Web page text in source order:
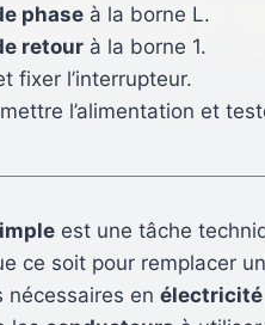
phase à la borne L.
retour à la borne 1.
fixer l’interrupteur.
l’alimentation et
est une tâche
ce soit pour remplacer
nécessaires en électricité